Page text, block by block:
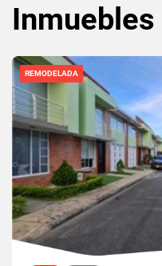
Inmuebles
REMODELADA